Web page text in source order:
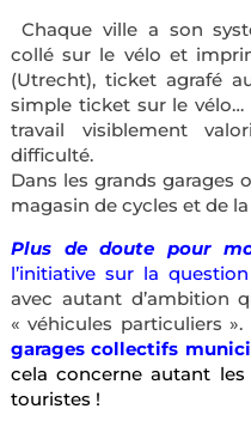
Chaque ville a son
collé sur le vélo et
(Utrecht), ticket agrafé
simple ticket sur le
travail visiblement
difficulté.
Dans les grands garages
magasin de cycles et de
Plus de doute pour
l’initiative sur la
avec autant d’ambition
« véhicules particuliers
garages collectifs
cela concerne autant
touristes !